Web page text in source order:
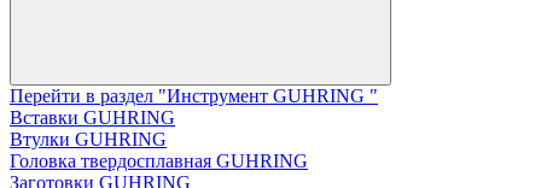
Перейти в раздел "Инструмент GUHRING "
Вставки GUHRING
Втулки GUHRING
Головка твердосплавная GUHRING
Заготовки GUHRING